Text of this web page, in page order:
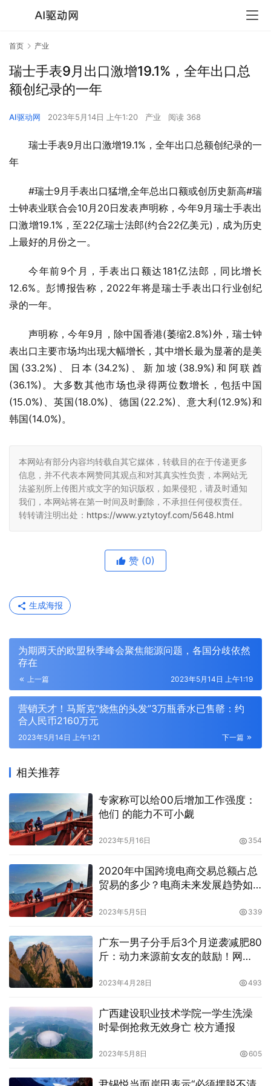
首页 产业
瑞士手表9月出口激增19.1%，全年出口总
额创纪录的一年
AI驱动网 2023年5月14日 上午1:20 产业 阅读 368
瑞士手表9月出口激增19.1%，全年出口总额创纪录的一
年
#瑞士9月手表出口猛增,全年总出口额或创历史新高#瑞
士钟表业联合会10月20日发表声明称，今年9月瑞士手表出
口激增19.1%，至22亿瑞士法郎(约合22亿美元)，成为历史
上最好的月份之一。
今年前9个月，手表出口额达181亿法郎，同比增长
12.6%。彭博报告称，2022年将是瑞士手表出口行业创纪
录的一年。
声明称，今年9月，除中国香港(萎缩2.8%)外，瑞士钟
表出口主要市场均出现大幅增长，其中增长最为显著的是美
国(33.2%)、日本(34.2%)、新加坡(38.9%)和阿联酋
(36.1%)。大多数其他市场也录得两位数增长，包括中国
(15.0%)、英国(18.0%)、德国(22.2%)、意大利(12.9%)和
韩国(14.0%)。
本网站有部分内容均转载自其它媒体，转载目的在于传递更多
信息，并不代表本网赞同其观点和对其真实性负责，本网站无
法鉴别所上传图片或文字的知识版权，如果侵犯，请及时通知
我们，本网站将在第一时间及时删除，不承担任何侵权责任。
转转请注明出处： https://www.yztytoyf.com/5648.html
赞 (0)
生成海报
为期两天的欧盟秋季峰会聚焦能源问题，各国分歧依然
存在
上一篇 2023年5月14日 上午1:19
营销天才！马斯克“烧焦的头发”3万瓶香水已售罄：约
合人民币2160万元
下一篇
2023年5月14日 上午1:21
相关推荐
专家称可以给00后增加工作强度：
他们 的能力不可小觑
2023年5月16日 354
2020年中国跨境电商交易总额占总
贸易的多少？电商未来发展趋势如
2023年5月5日 339
广东一男子分手后3个月逆袭减肥80
斤：动力来源前女友的鼓励！网
2023年4月28日 493
广西建设职业技术学院一学生洗澡
时晕倒抢救无效身亡 校方通报
2023年5月8日 605